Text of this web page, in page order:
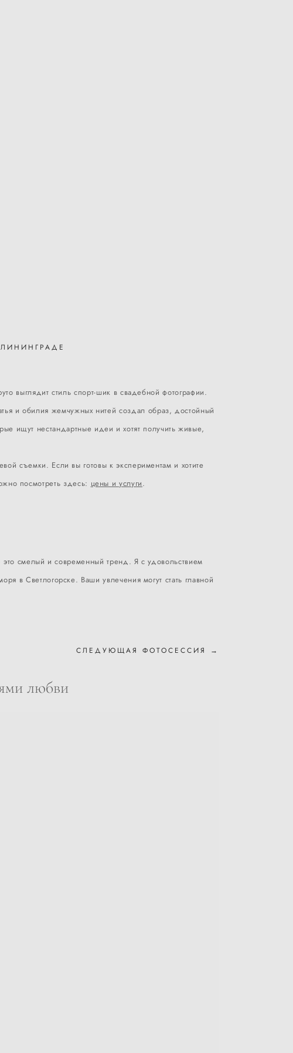
выглядит стиль спорт-шик в свадебной фотографии.
и обилия жемчужных нитей создал образ, достойный
ищут нестандартные идеи и хотят получить живые,
съемки. Если вы готовы к экспериментам и хотите
посмотреть здесь: цены и услуги.
смелый и современный тренд. Я с удовольствием
в Светлогорске. Ваши увлечения могут стать главной
СЛЕДУЮЩАЯ ФОТОСЕССИЯ →
любви